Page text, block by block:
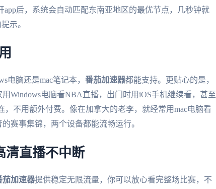
app后，系统会自动匹配东南亚地区的最优节点，几秒钟就
示。
电脑还是mac笔记本， 番茄加速器都能支持。更贴心的是，
Windows电脑看NBA直播，出门时用iOS手机继续看，甚至
不用额外付费。像在加拿大的老李，就经常用mac电脑看
赛事集锦，两个设备都能流畅运行。
清直播不中断
茄加速器提供稳定无限流量，你可以放心看完整场比赛，不